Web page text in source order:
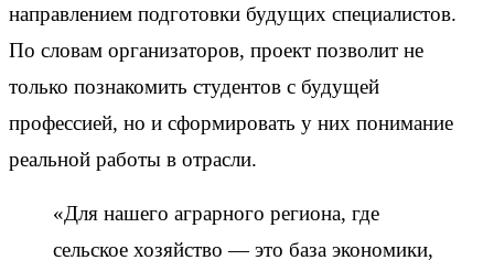
направлением подготовки будущих специалистов.
По словам организаторов, проект позволит не
только познакомить студентов с будущей
профессией, но и сформировать у них понимание
реальной работы в отрасли.
«Для нашего аграрного региона, где
сельское хозяйство — это база экономики,